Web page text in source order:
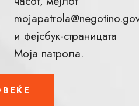
и фејсбук-страницата
Моја патрола.